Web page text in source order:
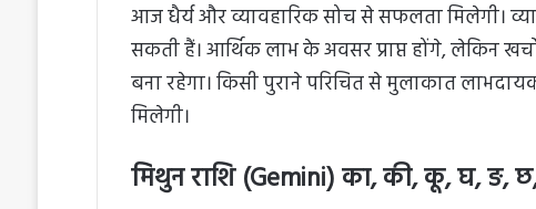
आज धैर्य और व्यावहारिक सोच से सफलता मिलेगी।
सकती हैं। आर्थिक लाभ के अवसर प्राप्त होंगे, लेकिन
बना रहेगा। किसी पुराने परिचित से मुलाकात
मिलेगी।
मिथुन राशि (Gemini) का, की, कू, घ, ङ,